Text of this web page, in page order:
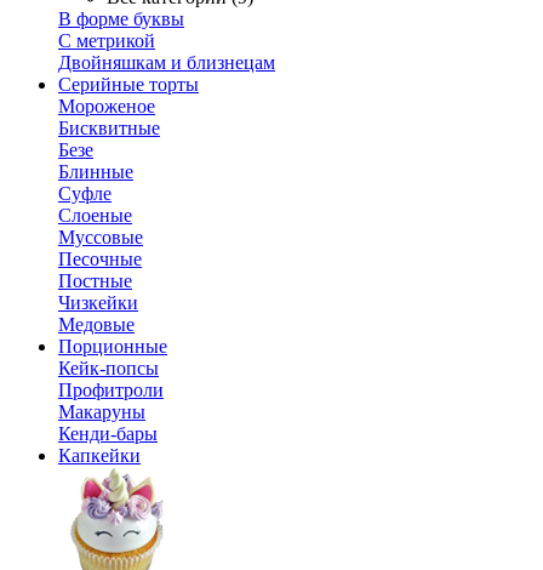
В форме буквы
С метрикой
Двойняшкам и близнецам
Серийные торты
Мороженое
Бисквитные
Безе
Блинные
Суфле
Слоеные
Муссовые
Песочные
Постные
Чизкейки
Медовые
Порционные
Кейк-попсы
Профитроли
Макаруны
Кенди-бары
Капкейки